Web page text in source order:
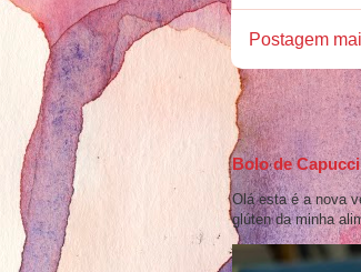
Postagem
Bolo de
Olá esta é a nova
glúten da minha